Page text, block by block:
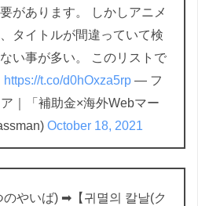
があります。 しかしアニメ
タイトルが間違っていて検
い事が多い。 このリストで
https://t.co/d0hOxza5rp — フ
｜「補助金×海外Webマー
October 18, 2021
のやいば) ➡【귀멸의 칼날(ク